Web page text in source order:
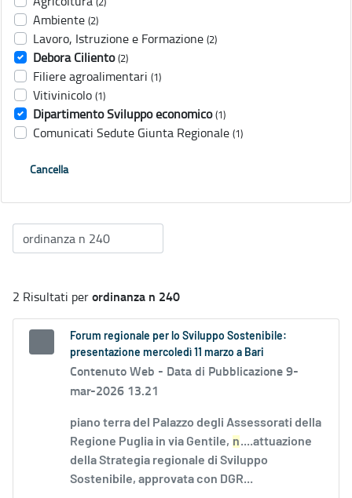
Ambiente (2)
Lavoro, Istruzione e Formazione (2)
Debora Ciliento (2)
Filiere agroalimentari (1)
Vitivinicolo (1)
Dipartimento Sviluppo economico (1)
Comunicati Sedute Giunta Regionale (1)
Cancella
2 Risultati perordinanza n 240
Forum regionale per lo Sviluppo Sostenibile:
presentazione mercoledì 11 marzo a Bari
Contenuto Web - Data di Pubblicazione 9-
mar-2026 13.21
piano terra del Palazzo degli Assessorati della
Regione Puglia in via Gentile, n....attuazione
della Strategia regionale di Sviluppo
Sostenibile, approvata con DGR...